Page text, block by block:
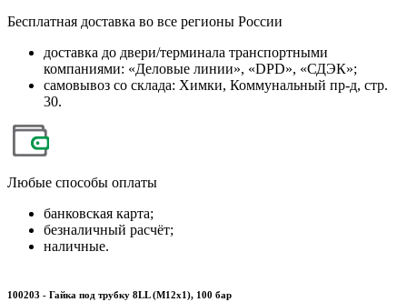
Бесплатная доставка во все регионы России
доставка до двери/терминала транспортными
компаниями: «Деловые линии», «DPD», «СДЭК»;
самовывоз со склада: Химки, Коммунальный пр-д, стр.
30.
Любые способы оплаты
банковская карта;
безналичный расчёт;
наличные.
100203 - Гайка под трубку 8LL (М12х1), 100 бар